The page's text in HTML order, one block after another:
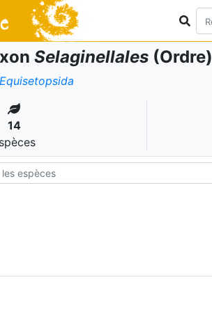
Selaginellales(Ordre)
Equisetopsida
14